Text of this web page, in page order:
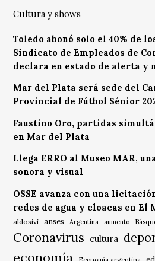
Cultura y shows
Toledo abonó solo el 40% de
Sindicato de Empleados de
declara en estado de alerta y
Mar del Plata será sede del
Provincial de Fútbol Sénior
Faustino Oro, partidas
en Mar del Plata
Llega ERRO al Museo MAR,
sonora y visual
OSSE avanza con una
redes de agua y cloacas en
aldosivi anses Argentina aumento
Coronavirus cultura
economía